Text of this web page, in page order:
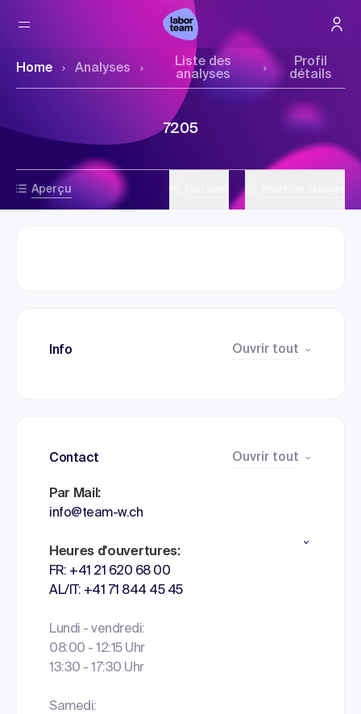
Home Analyses
Liste des
analyses
Profil
détails
Aperçu
7205
Info Ouvrir tout
Contact Ouvrir tout
Par Mail:
info@team-w.ch
Heures d'ouvertures:
FR: +41 21 620 68 00
AL/IT: +41 71 844 45 45
Lundi - vendredi:
08:00 - 12:15 Uhr
13:30 - 17:30 Uhr
Samedi: